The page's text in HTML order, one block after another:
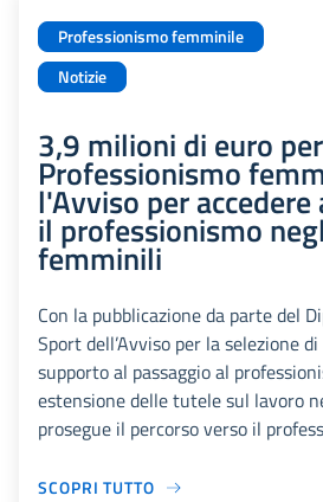
Professionismo femminile
Notizie
3,9 milioni di euro
Professionismo
l'Avviso per
il professionismo
femminili
Con la pubblicazione da parte del
Sport dell’Avviso per la selezione
supporto al passaggio al
estensione delle tutele sul lavoro
prosegue il percorso verso il
SCOPRI TUTTO